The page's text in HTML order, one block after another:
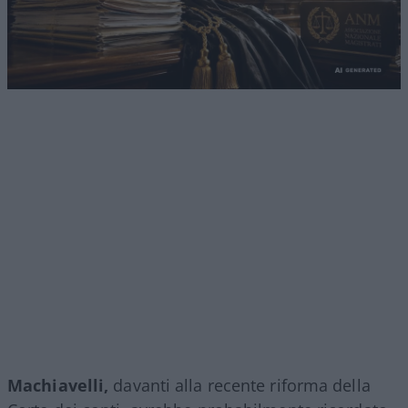
Machiavelli, davanti alla recente riforma della